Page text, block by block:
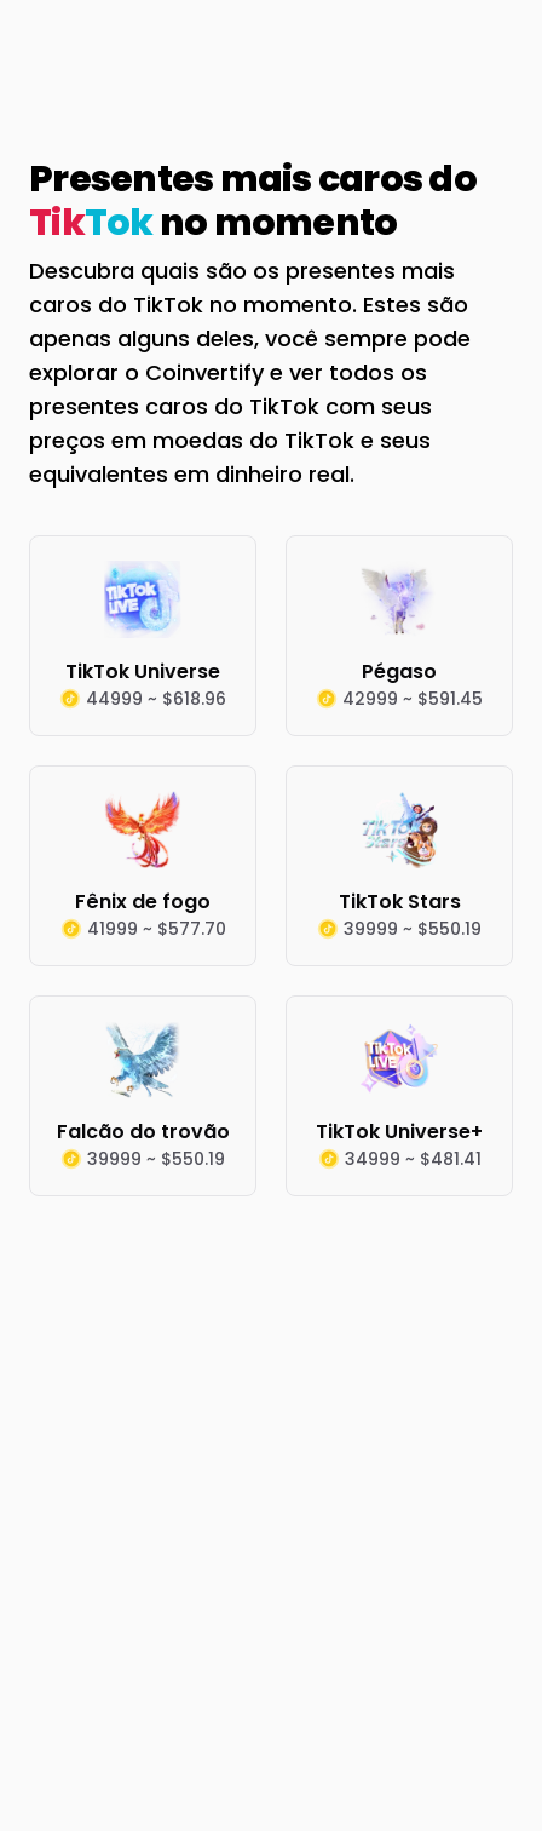
Presentes mais caros do
TikTokno momento
Descubra quais são os presentes mais
caros do TikTok no momento. Estes são
apenas alguns deles, você sempre pode
explorar o Coinvertify e ver todos os
presentes caros do TikTok com seus
preços em moedas do TikTok e seus
equivalentes em dinheiro real.
TikTok Universe
44999 ~ $618.96
Pégaso
42999 ~ $591.45
Fênix de fogo
41999 ~ $577.70
TikTok Stars
39999 ~ $550.19
Falcão do trovão
39999 ~ $550.19
TikTok Universe+
34999 ~ $481.41